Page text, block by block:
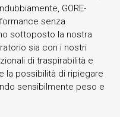
GORE-
senza
sottoposto la nostra
sia con i nostri
di traspirabilità e
la possibilità di ripiegare
sensibilmente peso e